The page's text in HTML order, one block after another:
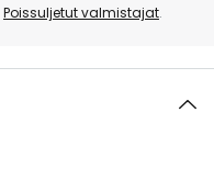
Poissuljetut valmistajat.